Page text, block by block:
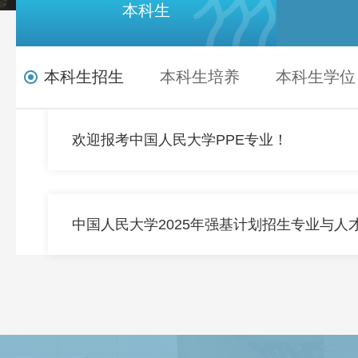
本科生
本科生招生 本科生培养 本科生学位
欢迎报考中国人民大学PPE专业！
中国人民大学2025年强基计划招生专业与人